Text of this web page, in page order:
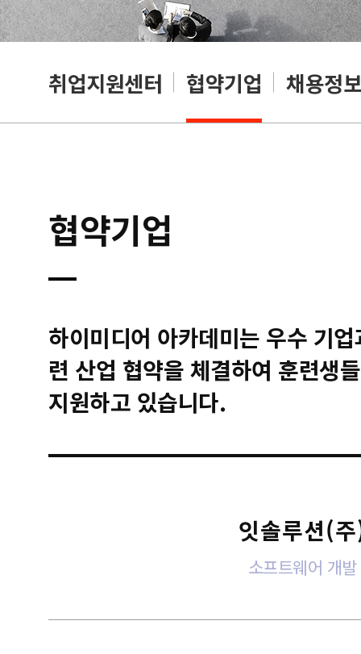
취업지원센터 협약기업 채용정보
협약기업
하이미디어 아카데미는 우수 기
련 산업 협약을 체결하여 훈련생
지원하고 있습니다.
잇솔루션(
소프트웨어 개발